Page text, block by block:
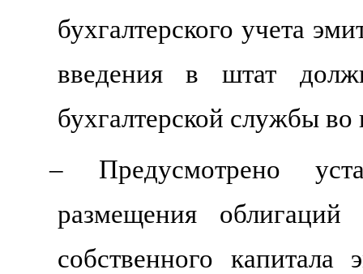
бухгалтерского учета
введения в штат
бухгалтерской службы во
– Предусмотрено
размещения
собственного капитала